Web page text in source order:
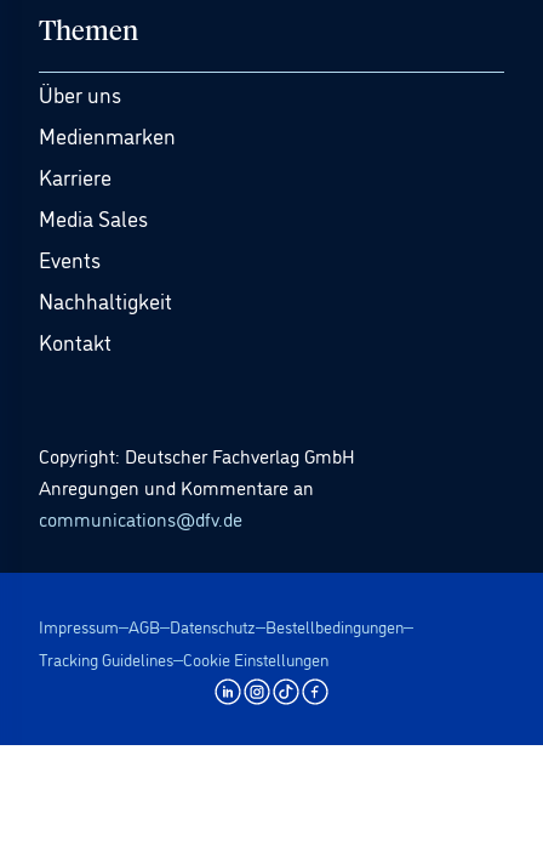
Themen
Über uns
Medienmarken
Karriere
Media Sales
Events
Nachhaltigkeit
Kontakt
Copyright: Deutscher Fachverlag GmbH
Anregungen und Kommentare an
communications@dfv.de
Impressum AGB Datenschutz Bestellbedingungen
Tracking Guidelines Cookie Einstellungen